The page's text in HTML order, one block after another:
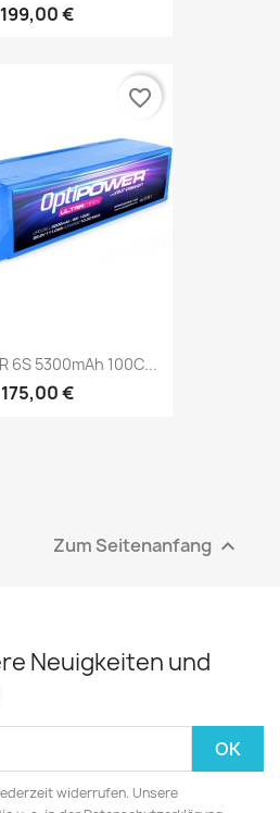
199,00 €
6S 5300mAh 100C...
175,00 €
favorite_border
Zum Seitenanfang 
Neuigkeiten und
widerrufen. Unsere